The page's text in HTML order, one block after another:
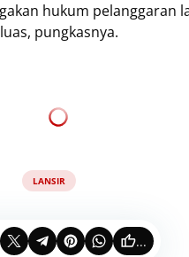
hukum pelanggaran
pungkasnya.
LANSIR
...